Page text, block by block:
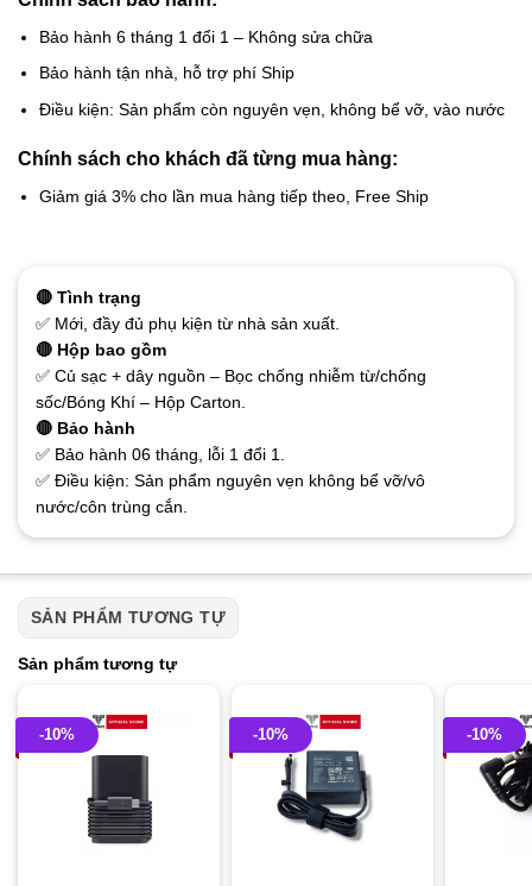
Bảo hành 6 tháng 1 đổi 1 – Không sửa chữa
Bảo hành tận nhà, hỗ trợ phí Ship
Điều kiện: Sản phẩm còn nguyên vẹn, không bể vỡ, vào nước
Chính sách cho khách đã từng mua hàng:
Giảm giá 3% cho lần mua hàng tiếp theo, Free Ship
🔴 Tình trạng
✅ Mới, đầy đủ phụ kiện từ nhà sản xuất.
🔴 Hộp bao gồm
✅ Củ sạc + dây nguồn – Bọc chống nhiễm từ/chống
sốc/Bóng Khí – Hộp Carton.
🔴 Bảo hành
✅ Bảo hành 06 tháng, lỗi 1 đổi 1.
✅ Điều kiện: Sản phẩm nguyên vẹn không bể vỡ/vô
nước/côn trùng cắn.
SẢN PHẨM TƯƠNG TỰ
Sản phẩm tương tự
-10% -10% -10%